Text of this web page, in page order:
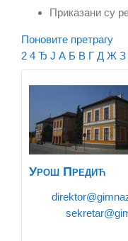
Приказани су
Поновите претрагу
2 4 Ђ Ј А Б В Г Д Ж З
Урош Предић